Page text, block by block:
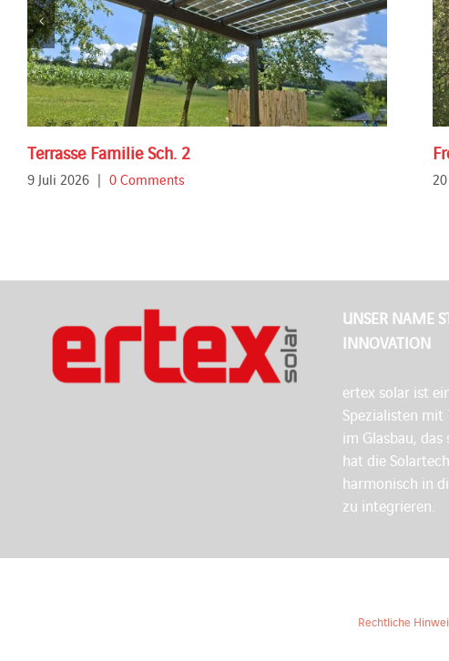
Terrasse Familie Sch. 2
9 Juli 2026 | 0 Comments
UNSER NAME
INNOVATION
ertex solar ist
Spezialisten mit
im Glasbau,
hat die
harmonisch in
zu integrieren.
Rechtliche